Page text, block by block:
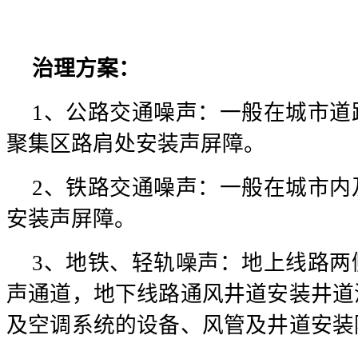
治理方案：
1、公路交通噪声：一般在城市
聚集区路肩处安装声屏障。
2、铁路交通噪声：一般在城市
安装声屏障。
3、地铁、轻轨噪声：地上线路
声通道，地下线路通风井道安装井
及空调系统的设备、风管及井道安